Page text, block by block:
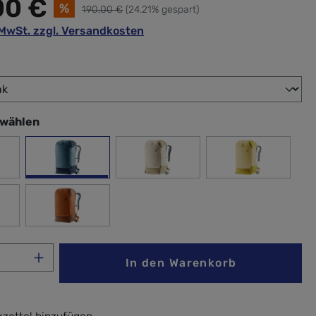
€ % 190,00 € (24.21% gespart)
zzgl. Versandkosten
atlantic-ink bone-desert ginger-
grove pecan-mocha
Anzahl: Gib den gewünschten Wert ein
In den Warenkorb